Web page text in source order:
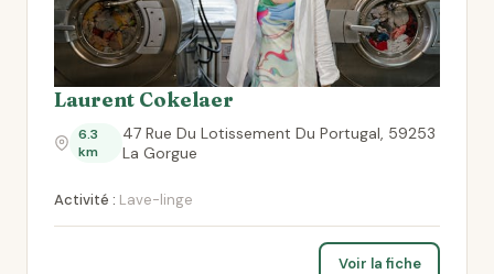
Laurent Cokelaer
6.3
km
47 Rue Du Lotissement Du Portugal, 59253
La Gorgue
Activité : Lave-linge
Voir la fiche